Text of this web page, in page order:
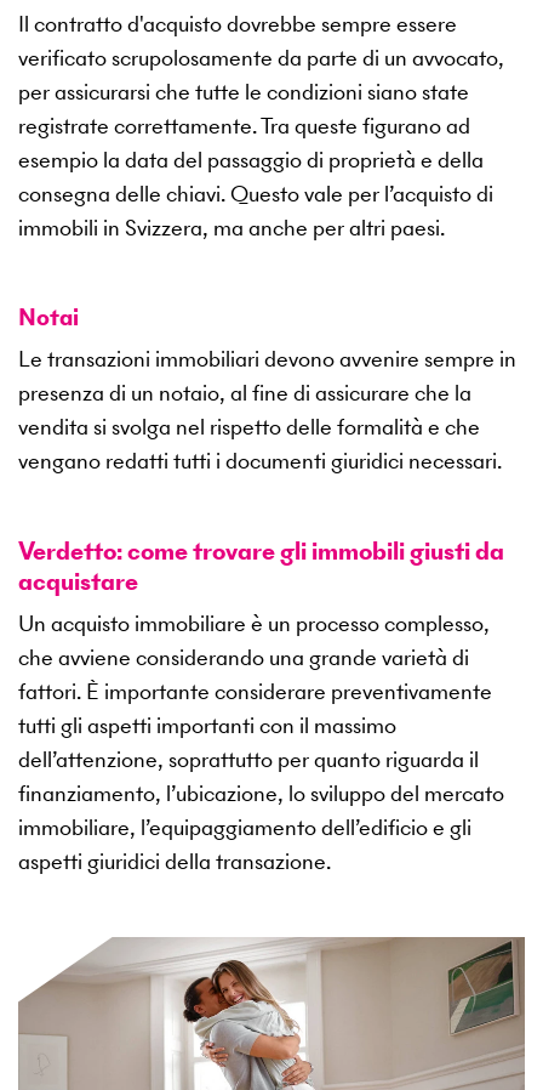
Il contratto d'acquisto dovrebbe sempre essere
verificato scrupolosamente da parte di un avvocato,
per assicurarsi che tutte le condizioni siano state
registrate correttamente. Tra queste figurano ad
esempio la data del passaggio di proprietà e della
consegna delle chiavi. Questo vale per l’acquisto di
immobili in Svizzera, ma anche per altri paesi.
Notai
Le transazioni immobiliari devono avvenire sempre in
presenza di un notaio, al fine di assicurare che la
vendita si svolga nel rispetto delle formalità e che
vengano redatti tutti i documenti giuridici necessari.
Verdetto: come trovare gli immobili giusti da
acquistare
Un acquisto immobiliare è un processo complesso,
che avviene considerando una grande varietà di
fattori. È importante considerare preventivamente
tutti gli aspetti importanti con il massimo
dell’attenzione, soprattutto per quanto riguarda il
finanziamento, l’ubicazione, lo sviluppo del mercato
immobiliare, l’equipaggiamento dell’edificio e gli
aspetti giuridici della transazione.